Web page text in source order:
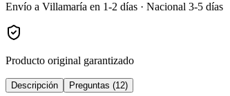
Envío a Villamaría en 1-2 días · Nacional 3-5 días
Producto original garantizado
Descripción Preguntas (12)